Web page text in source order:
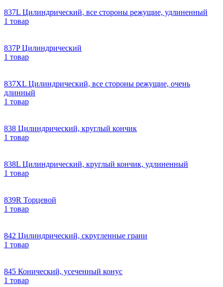
837L Цилиндрический, все стороны режущие, удлиненный
1 товар
837P Цилиндрический
1 товар
837XL Цилиндрический, все стороны режущие, очень
длинный
1 товар
838 Цилиндрический, круглый кончик
1 товар
838L Цилиндрический, круглый кончик, удлиненный
1 товар
839R Торцевой
1 товар
842 Цилиндрический, скругленные грани
1 товар
845 Конический, усеченный конус
1 товар